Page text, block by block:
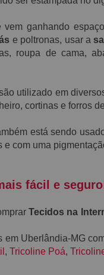
vem ganhando
e poltronas, usar a
roupa de cama,
utilizado em
cortinas e forros
está sendo
e com uma
fácil e
Tecidos na
em Uberlândia-MG
, Tricoline Poá,